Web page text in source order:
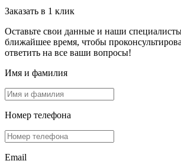
Заказать в 1 клик
Оставьте свои данные и наши
ближайшее время, чтобы
ответить на все ваши вопросы!
Имя и фамилия
Номер телефона
Email